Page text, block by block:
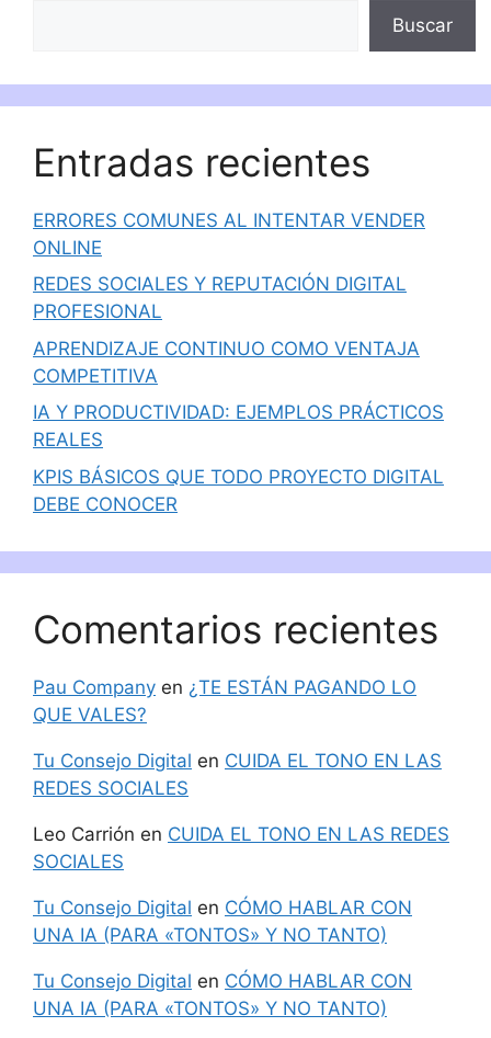
Buscar
Entradas recientes
ERRORES COMUNES AL INTENTAR VENDER
ONLINE
REDES SOCIALES Y REPUTACIÓN DIGITAL
PROFESIONAL
APRENDIZAJE CONTINUO COMO VENTAJA
COMPETITIVA
IA Y PRODUCTIVIDAD: EJEMPLOS PRÁCTICOS
REALES
KPIS BÁSICOS QUE TODO PROYECTO DIGITAL
DEBE CONOCER
Comentarios recientes
Pau Company en ¿TE ESTÁN PAGANDO LO
QUE VALES?
Tu Consejo Digital en CUIDA EL TONO EN LAS
REDES SOCIALES
Leo Carrión en CUIDA EL TONO EN LAS REDES
SOCIALES
Tu Consejo Digital en CÓMO HABLAR CON
UNA IA (PARA «TONTOS» Y NO TANTO)
Tu Consejo Digital en CÓMO HABLAR CON
UNA IA (PARA «TONTOS» Y NO TANTO)